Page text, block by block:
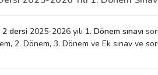
2 dersi 2025-2026 yılı 1. Dönem sınavı
2. Dönem, 3. Dönem ve Ek sınav ve